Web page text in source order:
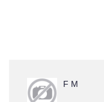
F M